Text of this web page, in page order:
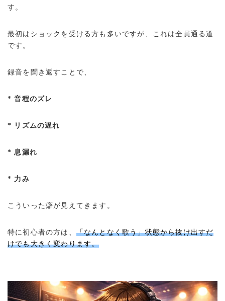
す。
最初はショックを受ける方も多いですが、これは全員通る道
です。
録音を聞き返すことで、
* 音程のズレ
* リズムの遅れ
* 息漏れ
* 力み
こういった癖が見えてきます。
特に初心者の方は、 「なんとなく歌う」状態から抜け出すだ
けでも大きく変わります。